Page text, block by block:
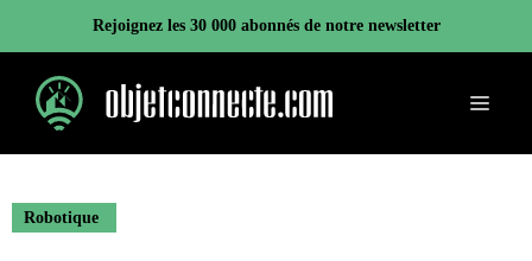
contenu
Rejoignez les 30 000 abonnés de notre newsletter
Menu
Robotique